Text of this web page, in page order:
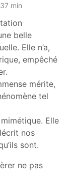
min
belle
Elle n’a,
empêché
mérite,
tel
Elle
nos
sont.
ne pas